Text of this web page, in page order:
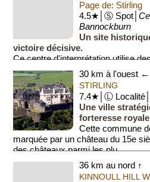
Page de: Stirling
4.5★│Ⓢ Spot│
Bannockburn
Un site
victoire décisive.
Ce centre d'interprétation utilise
faire revivre la bataille de 1314.
Robert the Bruce y es...
30 km à l'ouest ←
STIRLING
7.4★│Ⓛ
Une ville
forteresse
Cette commune
marquée par un château du 15e
des châteaux parmi les plu...
36 km au nord ↑
KINNOULL HILL